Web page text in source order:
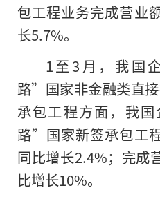
包工程业务完成营业
长5.7%。
1至3月，我国
路”国家非金融类直
承包工程方面，我
路”国家新签承包工
同比增长2.4%；完成
比增长10%。